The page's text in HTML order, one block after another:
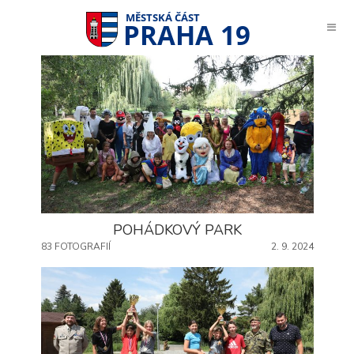
PRAHA 19
POHÁDKOVÝ PARK
83 FOTOGRAFIÍ 2. 9. 2024
Technické
cookies